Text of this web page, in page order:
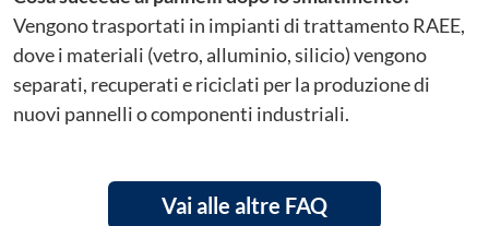
Vengono trasportati in impianti di trattamento RAEE,
dove i materiali (vetro, alluminio, silicio) vengono
separati, recuperati e riciclati per la produzione di
nuovi pannelli o componenti industriali.
Vai alle altre FAQ